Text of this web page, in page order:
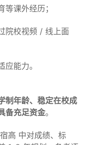
课外经历；
院校视频 / 线上面
能力。
制年龄、稳定在校成
备充足资金。
高 中对成绩、标